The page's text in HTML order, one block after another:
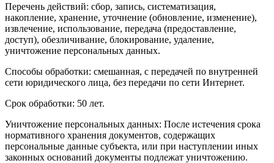
Перечень действий: сбор, запись, систематизация,
накопление, хранение, уточнение (обновление, изменение),
извлечение, использование, передача (предоставление,
доступ), обезличивание, блокирование, удаление,
уничтожение персональных данных.
Способы обработки: смешанная, с передачей по внутренней
сети юридического лица, без передачи по сети Интернет.
Срок обработки: 50 лет.
Уничтожение персональных данных: После истечения срока
нормативного хранения документов, содержащих
персональные данные субъекта, или при наступлении иных
законных оснований документы подлежат уничтожению.